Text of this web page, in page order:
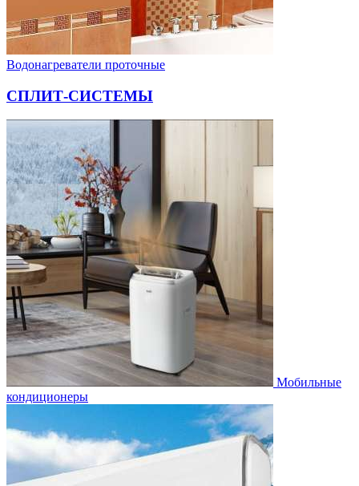
Водонагреватели проточные
СПЛИТ-СИСТЕМЫ
Мобильные
кондиционеры